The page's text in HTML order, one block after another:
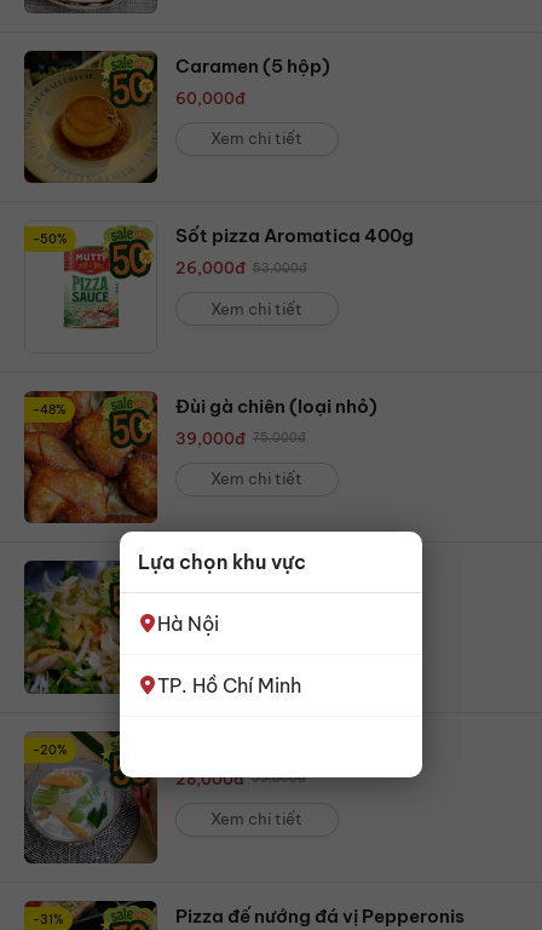
Caramen (5 hộp)
60,000đ
Xem chi tiết
-50% Sốt pizza Aromatica 400g
26,000đ 53,000đ
Xem chi tiết
-48% Đùi gà chiên (loại nhỏ)
39,000đ 75,000đ
Xem chi tiết
Nộm gà Hội An (suất nhỏ)
-20%
28,000đ 35,000đ
Xem chi tiết
-31%
Pizza đế nướng đá vị Pepperonis
Lựa chọn khu vực
Hà Nội
TP. Hồ Chí Minh